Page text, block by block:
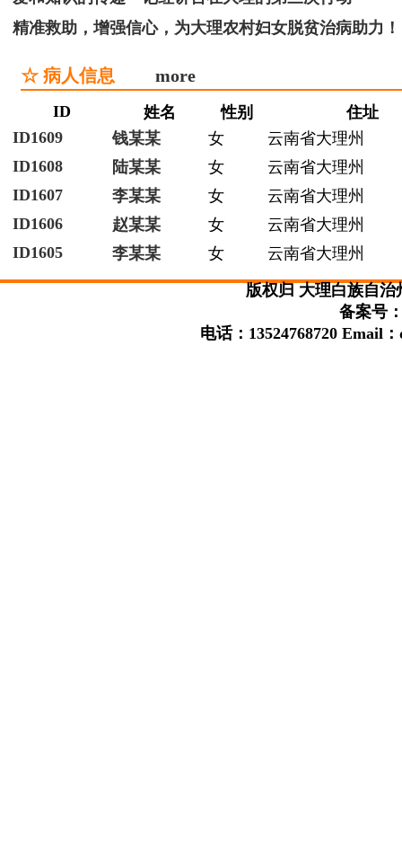
精准救助，增强信心，为大理农村妇女脱贫治病助力！
☆ 病人信息 more
ID 姓名 性别
住址
ID1609
钱某某 女
云南省大理州
ID1608
陆某某 女
云南省大理州
ID1607
李某某 女
云南省大理州
ID1606
赵某某 女
云南省大理州
ID1605
李某某 女 云南省大理州
版权归 大理白族自
备案号
电话：13524768720 Email